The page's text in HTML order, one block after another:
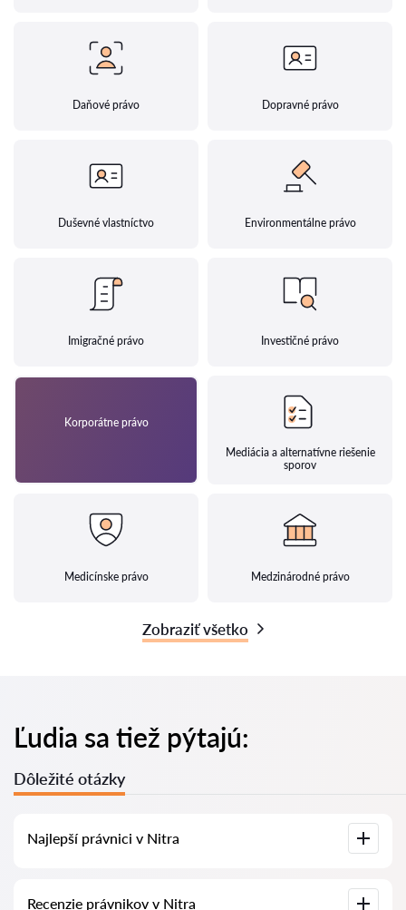
Daňové právo Dopravné právo
Duševné vlastníctvo Environmentálne právo
Imigračné právo Investičné právo
Korporátne právo
Mediácia a alternatívne riešenie
sporov
Medicínske právo Medzinárodné právo
Zobraziť všetko
Ľudia sa tiež pýtajú:
Dôležité otázky
Najlepší právnici v Nitra
kompletnými informáciami. Ceny, recenzie, telefónne čísla a
Recenzie právnikov v Nitra